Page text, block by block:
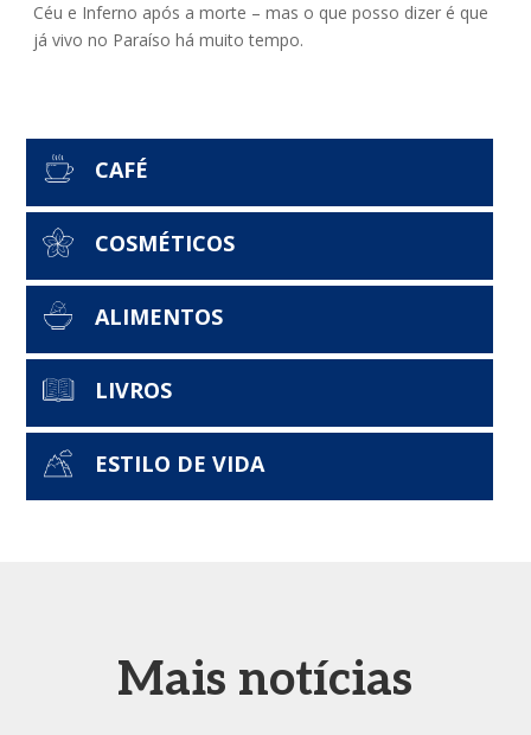
Céu e Inferno após a morte – mas o que posso dizer é que
já vivo no Paraíso há muito tempo.
CAFÉ
COSMÉTICOS
ALIMENTOS
LIVROS
ESTILO DE VIDA
Mais notícias